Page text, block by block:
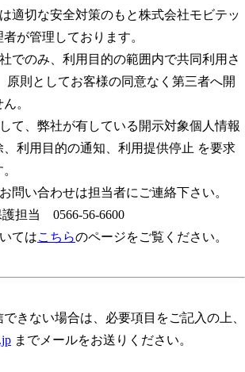
適切な安全対策のもと株式会社モビテッ
が管理しております。
でのみ、利用目的の範囲内で共同利用さ
原則としてお客様の同意なく第三者へ開
。
て、弊社が有している開示対象個人情報
、利用目的の通知、利用提供停止 を要求
問い合わせは担当者にご連絡下さい。
護担当 0566-56-6600
てはこちらのページをご覧ください。
できない場合は、必要項目をご記入の上、
までメールをお送りください。